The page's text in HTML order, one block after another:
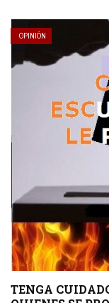
OPINIÓN
TENGA